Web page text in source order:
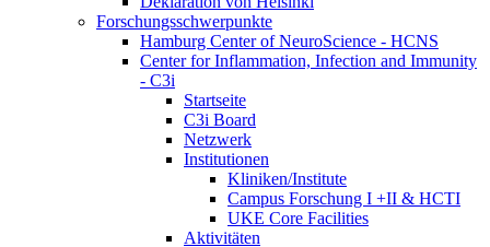
Forschungsschwerpunkte
Hamburg Center of NeuroScience - HCNS
Center for Inflammation, Infection and Immunity
- C3i
Startseite
C3i Board
Netzwerk
Institutionen
Kliniken/Institute
Campus Forschung I +II & HCTI
UKE Core Facilities
Aktivitäten